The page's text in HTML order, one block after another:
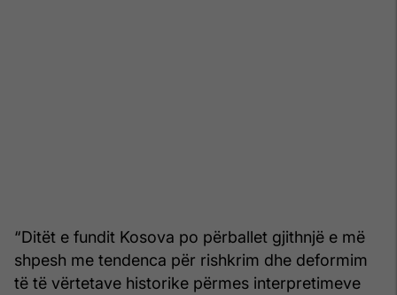
“Ditët e fundit Kosova po përballet gjithnjë e më
shpesh me tendenca për rishkrim dhe deformim
të të vërtetave historike përmes interpretimeve